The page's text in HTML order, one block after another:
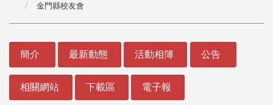
金門縣校友會
簡介 最新動態 活動相簿 公告
相關網站 下載區 電子報